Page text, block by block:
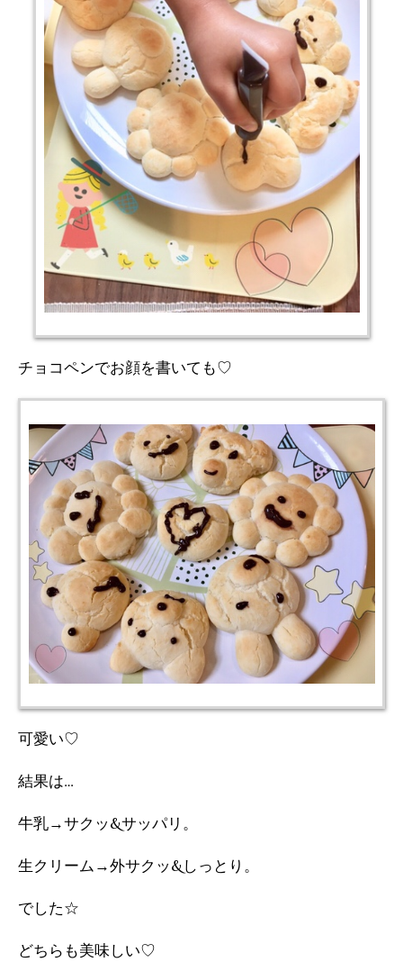
チョコペンでお顔を書いても♡
可愛い♡
結果は…
牛乳→サクッ&サッパリ。
生クリーム→外サクッ&しっとり。
でした☆
どちらも美味しい♡